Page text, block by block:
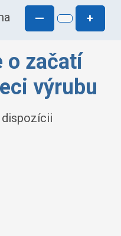
— +
o začatí
výrubu
dispozícii